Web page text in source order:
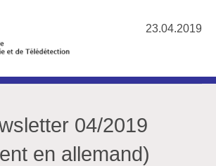
23.04.2019
04/2019
en allemand)